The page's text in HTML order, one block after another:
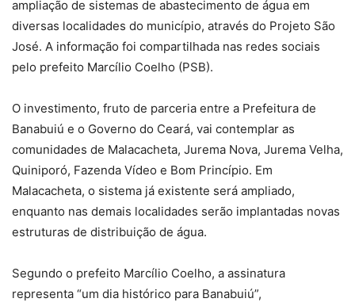
ampliação de sistemas de abastecimento de água em
diversas localidades do município, através do Projeto São
José. A informação foi compartilhada nas redes sociais
pelo prefeito Marcílio Coelho (PSB).
O investimento, fruto de parceria entre a Prefeitura de
Banabuiú e o Governo do Ceará, vai contemplar as
comunidades de Malacacheta, Jurema Nova, Jurema Velha,
Quiniporó, Fazenda Vídeo e Bom Princípio. Em
Malacacheta, o sistema já existente será ampliado,
enquanto nas demais localidades serão implantadas novas
estruturas de distribuição de água.
Segundo o prefeito Marcílio Coelho, a assinatura
representa “um dia histórico para Banabuiú”,